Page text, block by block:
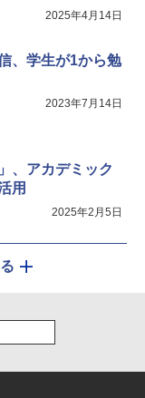
2025年4月14日
、学生が1から勉
2023年7月14日
、アカデミック
用
2025年2月5日